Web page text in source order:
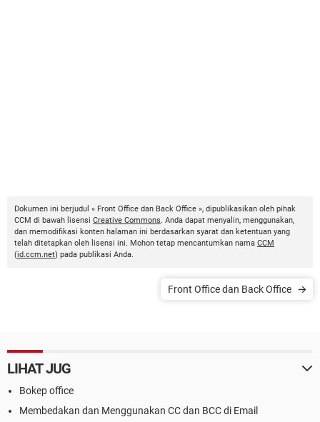
Dokumen ini berjudul « Front Office dan Back Office », dipublikasikan oleh pihak
CCM di bawah lisensi Creative Commons. Anda dapat menyalin, menggunakan,
dan memodifikasi konten halaman ini berdasarkan syarat dan ketentuan yang
telah ditetapkan oleh lisensi ini. Mohon tetap mencantumkan nama CCM
(id.ccm.net) pada publikasi Anda.
Front Office dan Back Office
LIHAT JUG
Bokep office
Membedakan dan Menggunakan CC dan BCC di Email